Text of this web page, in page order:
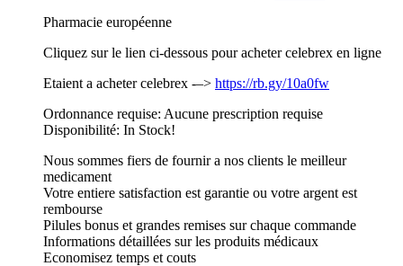
Pharmacie européenne
Cliquez sur le lien ci-dessous pour acheter celebrex en ligne
Etaient a acheter celebrex -–> https://rb.gy/10a0fw
Ordonnance requise: Aucune prescription requise
Disponibilité: In Stock!
Nous sommes fiers de fournir a nos clients le meilleur
medicament
Votre entiere satisfaction est garantie ou votre argent est
rembourse
Pilules bonus et grandes remises sur chaque commande
Informations détaillées sur les produits médicaux
Economisez temps et couts